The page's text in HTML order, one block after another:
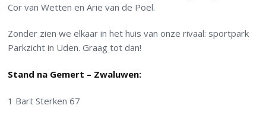
Cor van Wetten en Arie van de Poel.
Zonder zien we elkaar in het huis van onze rivaal: sportpark
Parkzicht in Uden. Graag tot dan!
Stand na Gemert – Zwaluwen:
1 Bart Sterken 67